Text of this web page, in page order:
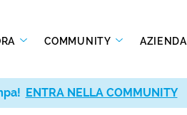
COMMUNITY AZIENDA
ENTRA NELLA COMMUNITY